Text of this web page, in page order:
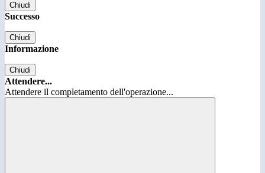
Chiudi
Successo
Chiudi
Informazione
Chiudi
Attendere...
Attendere il completamento dell'operazione...